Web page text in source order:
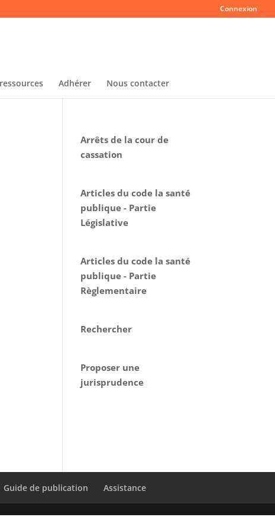
Connexion
Adhérer Nous contacter
Arrêts de la cour de
cassation
Articles du code la santé
publique - Partie
Législative
Articles du code la santé
publique - Partie
Règlementaire
Rechercher
Proposer une
jurisprudence
Guide de publication Assistance